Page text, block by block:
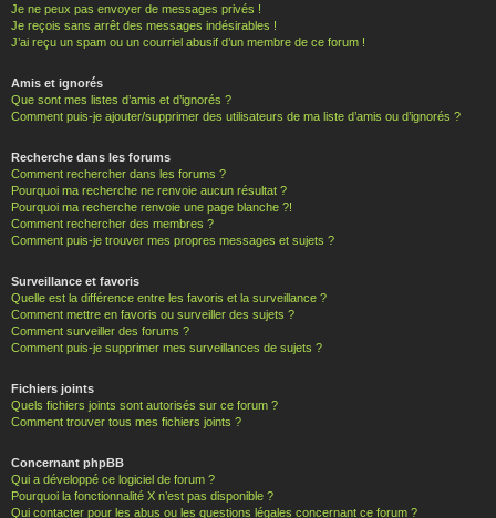
Je ne peux pas envoyer de messages privés !
Je reçois sans arrêt des messages indésirables !
J’ai reçu un spam ou un courriel abusif d’un membre de ce forum !
Amis et ignorés
Que sont mes listes d’amis et d’ignorés ?
Comment puis-je ajouter/supprimer des utilisateurs de ma liste d’amis ou d’ignorés ?
Recherche dans les forums
Comment rechercher dans les forums ?
Pourquoi ma recherche ne renvoie aucun résultat ?
Pourquoi ma recherche renvoie une page blanche ?!
Comment rechercher des membres ?
Comment puis-je trouver mes propres messages et sujets ?
Surveillance et favoris
Quelle est la différence entre les favoris et la surveillance ?
Comment mettre en favoris ou surveiller des sujets ?
Comment surveiller des forums ?
Comment puis-je supprimer mes surveillances de sujets ?
Fichiers joints
Quels fichiers joints sont autorisés sur ce forum ?
Comment trouver tous mes fichiers joints ?
Concernant phpBB
Qui a développé ce logiciel de forum ?
Pourquoi la fonctionnalité X n’est pas disponible ?
Qui contacter pour les abus ou les questions légales concernant ce forum ?